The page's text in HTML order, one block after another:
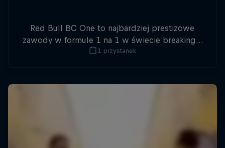
Red Bull BC One to najbardziej prestiżowe
zawody w formule 1 na 1 w świecie breakingu.
Każdego roku, podczas World Final, najlepsi b-
1 przystanek